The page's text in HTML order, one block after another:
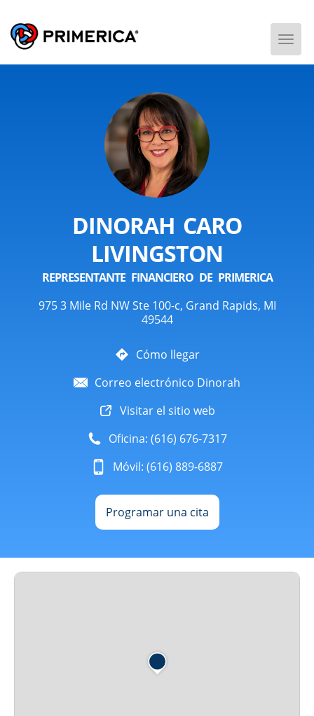
DINORAH CARO
LIVINGSTON
REPRESENTANTE FINANCIERO DE PRIMERICA
975 3 Mile Rd NW Ste 100-c, Grand Rapids, MI
49544
Cómo llegar
Correo electrónico Dinorah
Visitar el sitio web
Oficina: (616) 676-7317
Móvil: (616) 889-6887
Programar una cita